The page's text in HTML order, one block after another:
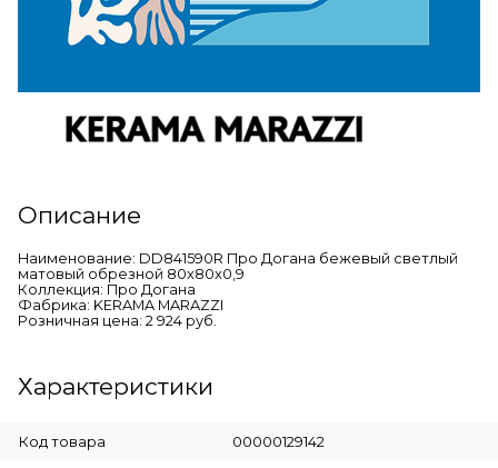
Описание
Наименование: DD841590R Про Догана бежевый светлый
матовый обрезной 80x80x0,9
Коллекция: Про Догана
Фабрика: KERAMA MARAZZI
Розничная цена: 2 924 руб.
Характеристики
Код товара 00000129142